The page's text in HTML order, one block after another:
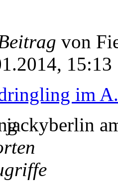
von
15:13
im